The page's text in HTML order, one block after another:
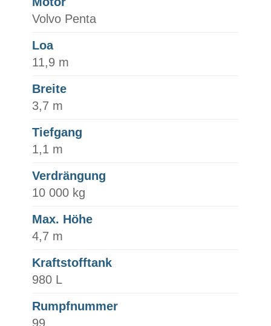
Volvo Penta
Loa
11,9 m
Breite
3,7 m
Tiefgang
1,1 m
Verdrängung
10 000 kg
Max. Höhe
4,7 m
Kraftstofftank
980 L
Rumpfnummer
99